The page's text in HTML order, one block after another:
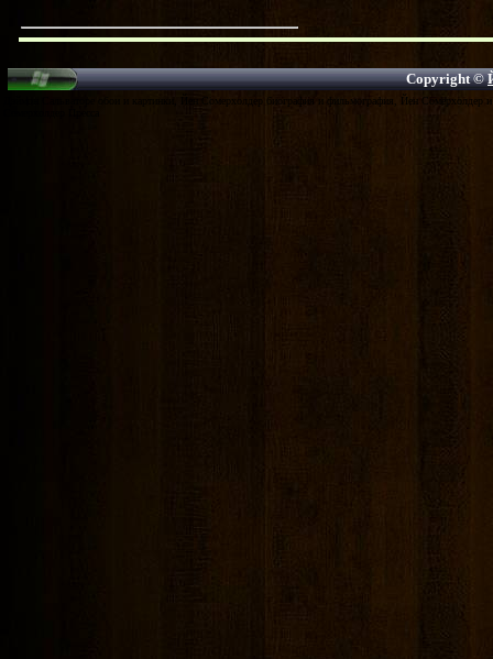
Copyright ©
Дэймон Сальваторе обои и картинки, Йен Сомерхолдер биография и фильмография, Йен